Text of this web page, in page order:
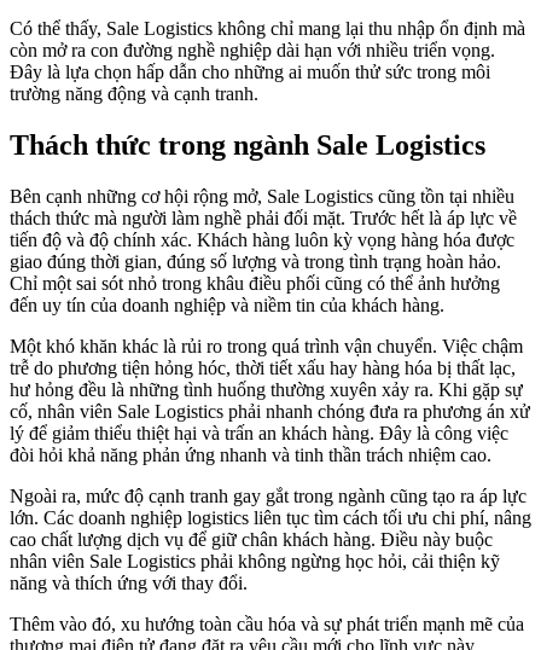
Có thể thấy, Sale Logistics không chỉ mang lại thu nhập ổn định mà
còn mở ra con đường nghề nghiệp dài hạn với nhiều triển vọng.
Đây là lựa chọn hấp dẫn cho những ai muốn thử sức trong môi
trường năng động và cạnh tranh.
Thách thức trong ngành Sale Logistics
Bên cạnh những cơ hội rộng mở, Sale Logistics cũng tồn tại nhiều
thách thức mà người làm nghề phải đối mặt. Trước hết là áp lực về
tiến độ và độ chính xác. Khách hàng luôn kỳ vọng hàng hóa được
giao đúng thời gian, đúng số lượng và trong tình trạng hoàn hảo.
Chỉ một sai sót nhỏ trong khâu điều phối cũng có thể ảnh hưởng
đến uy tín của doanh nghiệp và niềm tin của khách hàng.
Một khó khăn khác là rủi ro trong quá trình vận chuyển. Việc chậm
trễ do phương tiện hỏng hóc, thời tiết xấu hay hàng hóa bị thất lạc,
hư hỏng đều là những tình huống thường xuyên xảy ra. Khi gặp sự
cố, nhân viên Sale Logistics phải nhanh chóng đưa ra phương án xử
lý để giảm thiểu thiệt hại và trấn an khách hàng. Đây là công việc
đòi hỏi khả năng phản ứng nhanh và tinh thần trách nhiệm cao.
Ngoài ra, mức độ cạnh tranh gay gắt trong ngành cũng tạo ra áp lực
lớn. Các doanh nghiệp logistics liên tục tìm cách tối ưu chi phí, nâng
cao chất lượng dịch vụ để giữ chân khách hàng. Điều này buộc
nhân viên Sale Logistics phải không ngừng học hỏi, cải thiện kỹ
năng và thích ứng với thay đổi.
Thêm vào đó, xu hướng toàn cầu hóa và sự phát triển mạnh mẽ của